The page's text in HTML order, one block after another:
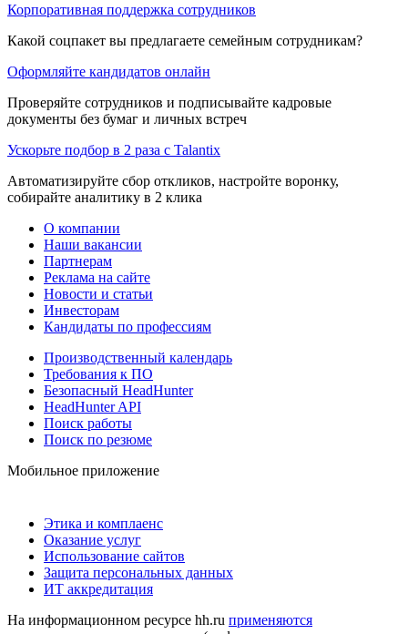
Корпоративная поддержка сотрудников
Какой соцпакет вы предлагаете семейным сотрудникам?
Оформляйте кандидатов онлайн
Проверяйте сотрудников и подписывайте кадровые
документы без бумаг и личных встреч
Ускорьте подбор в 2 раза с Talantix
Автоматизируйте сбор откликов, настройте воронку,
собирайте аналитику в 2 клика
О компании
Наши вакансии
Партнерам
Реклама на сайте
Новости и статьи
Инвесторам
Кандидаты по профессиям
Производственный календарь
Требования к ПО
Безопасный HeadHunter
HeadHunter API
Поиск работы
Поиск по резюме
Мобильное приложение
Этика и комплаенс
Оказание услуг
Использование сайтов
Защита персональных данных
ИТ аккредитация
На информационном ресурсе hh.ru применяются